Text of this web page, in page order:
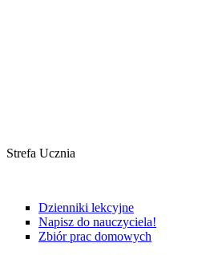
Strefa Ucznia
Dzienniki lekcyjne
Napisz do nauczyciela!
Zbiór prac domowych